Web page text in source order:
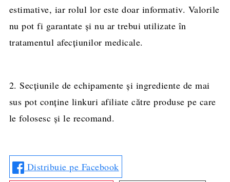
estimative, iar rolul lor este doar informativ. Valorile
nu pot fi garantate și nu ar trebui utilizate în
tratamentul afecțiunilor medicale.
2. Secțiunile de echipamente și ingrediente de mai
sus pot conține linkuri afiliate către produse pe care
le folosesc și le recomand.
Distribuie pe Facebook